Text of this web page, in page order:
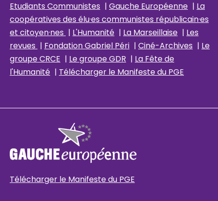
Etudiants Communistes | Gauche Européenne | La
coopératives des élu·es communistes républicain·es
et citoyen·nes | L'Humanité | La Marseillaise | Les
revues | Fondation Gabriel Péri | Ciné-Archives | Le
groupe CRCE | Le groupe GDR | La Fête de
l'Humanité | Télécharger le Manifeste du PGE
Télécharger le Manifeste du PGE